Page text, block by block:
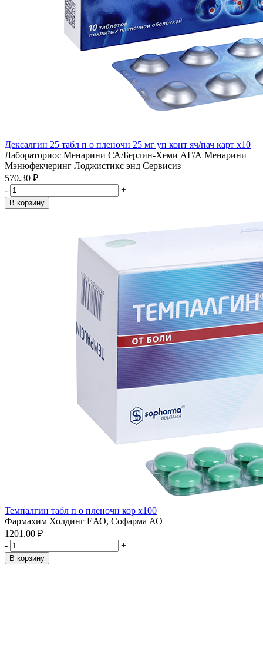
Дексалгин 25 табл п о пленочн 25 мг уп конт яч/пач карт x10
Лабораториос Менарини СА/Берлин-Хеми АГ/А Менарини
Мэнюфекчеринг Лоджистикс энд Сервисиз
570.30 ₽
-
+
В корзину
Темпалгин табл п о пленочн кор x100
Фармахим Холдинг ЕАО, Софарма АО
1201.00 ₽
-
+
В корзину